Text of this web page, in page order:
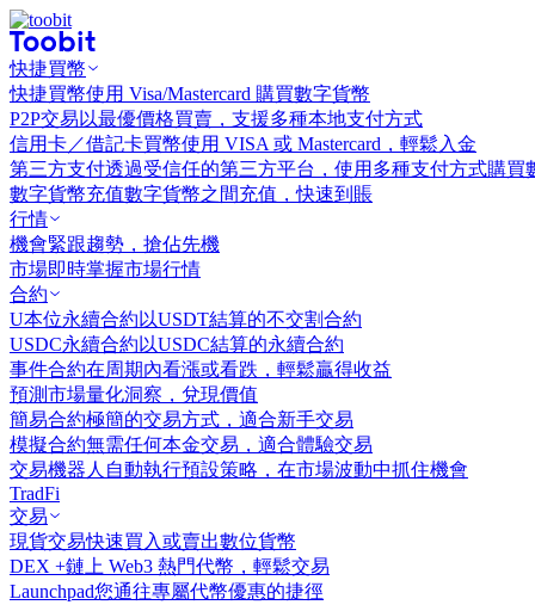
快捷買幣
快捷買幣使用 Visa/Mastercard 購買數字貨幣
P2P交易 以最優價格買賣，支援多種本地支付方式
信用卡／借記卡買幣使用 VISA 或 Mastercard，輕鬆入金
第三方支付透過受信任的第三方平台，使用多種支付方式購買
數字貨幣充值數字貨幣之間充值，快速到賬
行情
機會緊跟趨勢，搶佔先機
市場即時掌握市場行情
合約
U本位永續合約 以USDT結算的不交割合約
USDC永續合約 以USDC結算的永續合約
事件合約在周期內看漲或看跌，輕鬆贏得收益
預測市場量化洞察，兌現價值
簡易合約極簡的交易方式，適合新手交易
模擬合約無需任何本金交易，適合體驗交易
交易機器人 自動執行預設策略，在市場波動中抓住機會
TradFi
交易
現貨交易快速買入或賣出數位貨幣
DEX +鏈上 Web3 熱門代幣，輕鬆交易
Launchpad您通往專屬代幣優惠的捷徑